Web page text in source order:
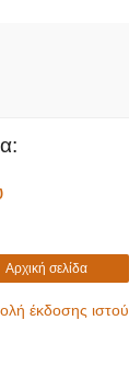
Αρχική σελίδα
έκδοσης ιστού